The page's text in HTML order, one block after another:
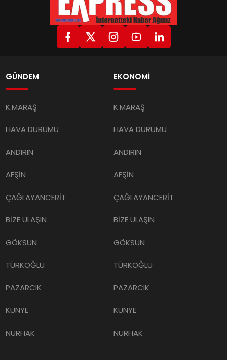
GÜNDEM
K.MARAŞ
HAVA DURUMU
ANDIRIN
AFŞİN
ÇAĞLAYANCERİT
BİZE ULAŞIN
GÖKSUN
TÜRKOĞLU
PAZARCIK
KÜNYE
NURHAK
EKONOMİ
K.MARAŞ
HAVA DURUMU
ANDIRIN
AFŞİN
ÇAĞLAYANCERİT
BİZE ULAŞIN
GÖKSUN
TÜRKOĞLU
PAZARCIK
KÜNYE
NURHAK